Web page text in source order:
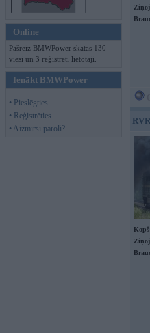
Online
Pašreiz BMWPower skatās 130
viesi un 3 reģistrēti lietotāji.
Ienākt BMWPower
• Pieslēgties
• Reģistrēties
• Aizmirsi paroli?
RVR
Kopš: